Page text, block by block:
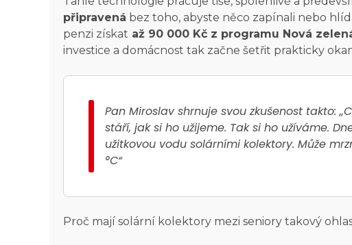
připravená bez toho, abyste něco zapínali nebo
penzi získat až 90 000 Kč z programu Nová
investice a domácnost tak začne šetřit prakticky
Pan Miroslav shrnuje svou zkušenost takto:
stáří, jak si ho užijeme. Tak si ho užíváme.
užitkovou vodu solárními kolektory. Může
°C“
Proč mají solární kolektory mezi seniory takový